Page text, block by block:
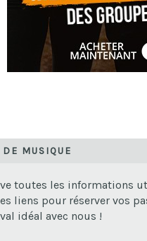
MUSIQUE
toutes les informations
liens pour réserver vos
idéal avec nous !